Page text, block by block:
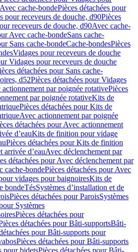
Avec cache-bondePièces détachées pour
pour receveurs de douche, d90Pièces
receveurs de douche, d90Avec cache-
Avec cache-bondeSans cache-
Sans cache-bondeCache-bondesPièces
Vidages pour receveurs de douche
Vidages pour receveurs de douche
détachées pour Sans cache-
d52Pièces détachées pour Vidages
actionnement par poignée rotativePièces
par poignée rotativeKits de
Pièces détachées pour Kits de
Avec actionnement par poignée
détachées pour Avec actionnement
d’eauKits de finition pour vidage
Pièces détachées pour Kits de finition
arrivée d’eauAvec déclenchement par
détachées pour Avec déclenchement par
cache-bondePièces détachées pour Avec
vidages pour baignoiresKits de
bondeTésSystèmes d’installation et de
Pièces détachées pour ParoisSystèmes
Systèmes
Pièces détachées pour
détachées pour Bâti-supportsBâti-
pour Bâti-supports pour
Pièces détachées pour Bâti-supports
pour bidetsPièces détachées pour Bâti-